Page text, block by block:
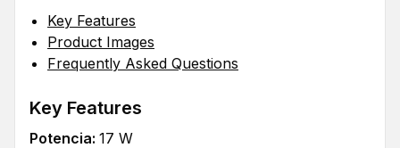
Key Features
Product Images
Frequently Asked Questions
Key Features
Potencia: 17 W